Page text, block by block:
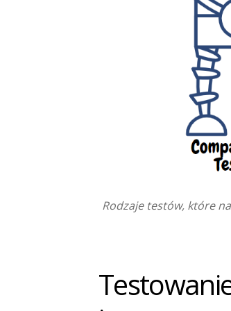
Rodzaje testów, które